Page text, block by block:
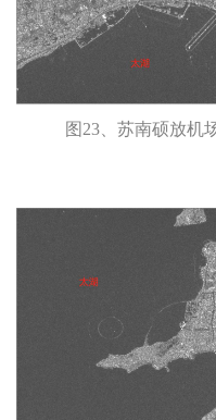
图23、苏南硕放机